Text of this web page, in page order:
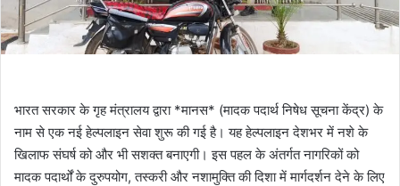
भारत सरकार के गृह मंत्रालय द्वारा *मानस* (मादक पदार्थ निषेध सूचना केंद्र) के
नाम से एक नई हेल्पलाइन सेवा शुरू की गई है। यह हेल्पलाइन देशभर में नशे के
खिलाफ संघर्ष को और भी सशक्त बनाएगी। इस पहल के अंतर्गत नागरिकों को
मादक पदार्थों के दुरुपयोग, तस्करी और नशामुक्ति की दिशा में मार्गदर्शन देने के लिए